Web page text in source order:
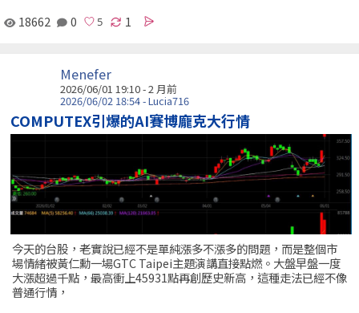
18662 0 1
Menefer
2026/06/01 19:10 - 2 月前
2026/06/02 18:54 - Lucia716
COMPUTEX引爆的AI賽博龐克大行情
今天的台股，老實說已經不是單純漲多不漲多的問題，而是整個市
場情緒被黃仁勳一場GTC Taipei主題演講直接點燃。大盤早盤一度
大漲超過千點，最高衝上45931點再創歷史新高，這種走法已經不像
普通行情，